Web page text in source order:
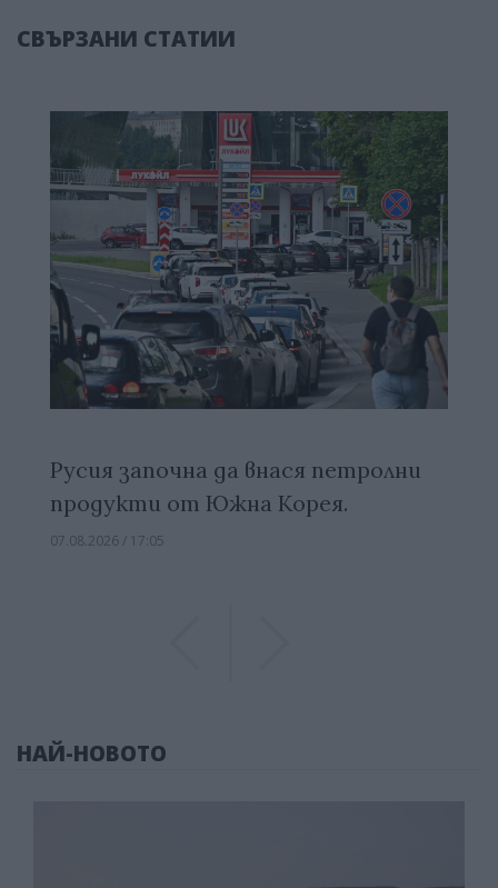
СВЪРЗАНИ СТАТИИ
Русия започна да внася петролни
продукти от Южна Корея.
07.08.2026 / 17:05
НАЙ-НОВОТО